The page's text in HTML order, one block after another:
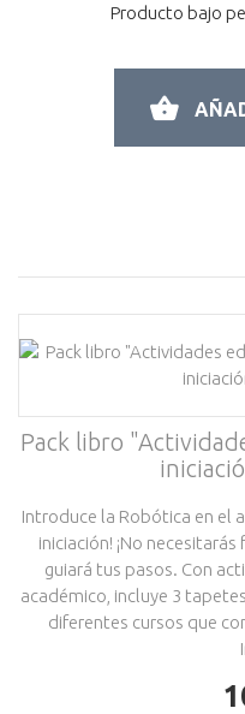
Producto bajo
Pack libro
Introduce la Robótica en el
iniciación! ¡No
guiará tus pasos. Con
académico, incluye 3
diferentes cursos que